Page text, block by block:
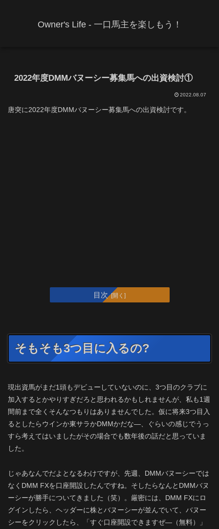
Owner's Life - 一口馬主を楽しもう！
2022年度DMMバヌーシー募集馬への出資検討①
2022.08.07
唐突に2022年度DMMバヌーシー募集馬への出資検討です。
目次
そもそも3つ目に入るの?
現出資馬がまだ1頭もデビューしていないのに、3つ目のクラブに
加入するとかやりすぎだろと思われるかもしれませんが、私も1週
間前まで全くそんなつもりはありませんでした。仮に将来3つ目入
るとしたらウインか東サラかDMMかだな―、ぐらいの感じでうっ
すら考えてはいましたがその場合でも数年後の話だと思っていま
した。
じゃあなんでだよとなるわけですが、先週、DMMバヌーシーでは
なくDMM FXを口座開設したんですね。そしたらなんとDMMバヌ
ーシーが勝手についてきました（笑）。厳密には、DMM FXにロ
グインしたら、ヘッダーに株とバヌーシーが並んでいて、バヌー
シーをクリックしたら、「すぐ口座開設できますぜ―（無料）」